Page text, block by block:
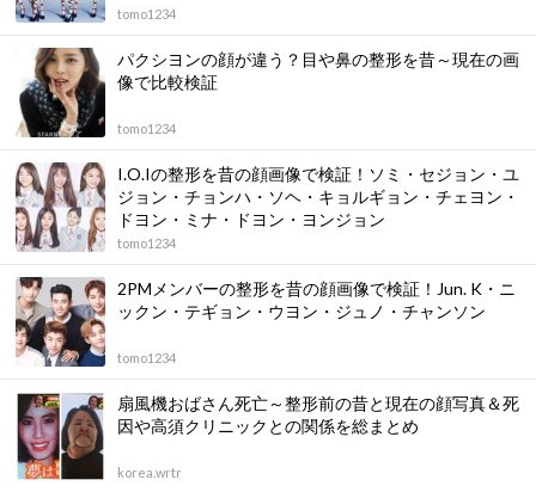
tomo1234
パクシヨンの顔が違う？目や鼻の整形を昔～現在の画
像で比較検証
tomo1234
I.O.Iの整形を昔の顔画像で検証！ソミ・セジョン・ユ
ジョン・チョンハ・ソヘ・キョルギョン・チェヨン・
ドヨン・ミナ・ドヨン・ヨンジョン
tomo1234
2PMメンバーの整形を昔の顔画像で検証！Jun. K・ニ
ックン・テギョン・ウヨン・ジュノ・チャンソン
tomo1234
扇風機おばさん死亡～整形前の昔と現在の顔写真＆死
因や高須クリニックとの関係を総まとめ
korea.wrtr